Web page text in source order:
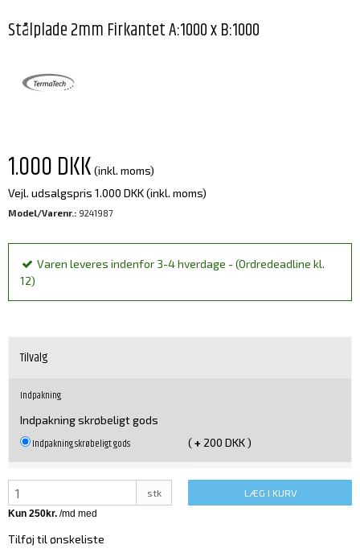
Stålplade 2mm Firkantet A:1000 x B:1000
1.000 DKK (inkl. moms)
Vejl. udsalgspris 1.000 DKK(inkl. moms)
Model/Varenr.: 9241987
Varen leveres indenfor 3-4 hverdage - (Ordredeadline kl.
12)
Tilvalg
Indpakning
Indpakning skrøbeligt gods
Indpakning skrøbeligt gods (+ 200 DKK )
stk LÆG I KURV
Tilføj til ønskeliste